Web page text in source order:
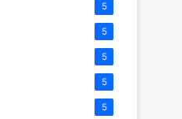
5
5
5
5
5